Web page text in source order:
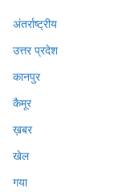
अंतर्राष्ट्रीय
उत्तर प्रदेश
कानपुर
कैमूर
ख़बर
खेल
गया